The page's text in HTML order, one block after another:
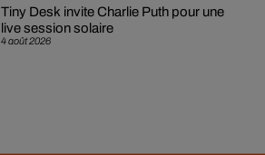
4 août 2026
Tiny Desk invite Charlie Puth pour une
live session solaire